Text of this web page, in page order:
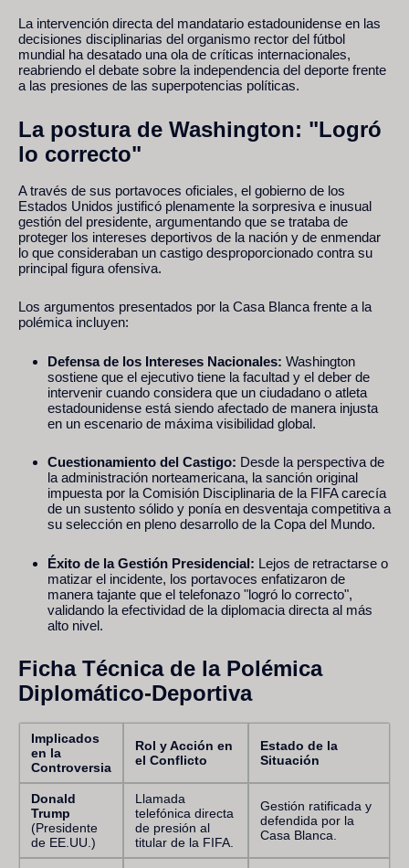
La intervención directa del mandatario estadounidense en las
decisiones disciplinarias del organismo rector del fútbol
mundial ha desatado una ola de críticas internacionales,
reabriendo el debate sobre la independencia del deporte frente
a las presiones de las superpotencias políticas.
La postura de Washington: "Logró
lo correcto"
A través de sus portavoces oficiales, el gobierno de los
Estados Unidos justificó plenamente la sorpresiva e inusual
gestión del presidente, argumentando que se trataba de
proteger los intereses deportivos de la nación y de enmendar
lo que consideraban un castigo desproporcionado contra su
principal figura ofensiva.
Los argumentos presentados por la Casa Blanca frente a la
polémica incluyen:
Defensa de los Intereses Nacionales: Washington
sostiene que el ejecutivo tiene la facultad y el deber de
intervenir cuando considera que un ciudadano o atleta
estadounidense está siendo afectado de manera injusta
en un escenario de máxima visibilidad global.
Cuestionamiento del Castigo: Desde la perspectiva de
la administración norteamericana, la sanción original
impuesta por la Comisión Disciplinaria de la FIFA carecía
de un sustento sólido y ponía en desventaja competitiva a
su selección en pleno desarrollo de la Copa del Mundo.
Éxito de la Gestión Presidencial: Lejos de retractarse o
matizar el incidente, los portavoces enfatizaron de
manera tajante que el telefonazo "logró lo correcto",
validando la efectividad de la diplomacia directa al más
alto nivel.
Ficha Técnica de la Polémica
Diplomático-Deportiva
Implicados
en la
Controversia
Rol y Acción en
el Conflicto
Estado de la
Situación
Donald
Trump
(Presidente
de EE.UU.)
Llamada
telefónica directa
de presión al
titular de la FIFA.
Gestión ratificada y
defendida por la
Casa Blanca.